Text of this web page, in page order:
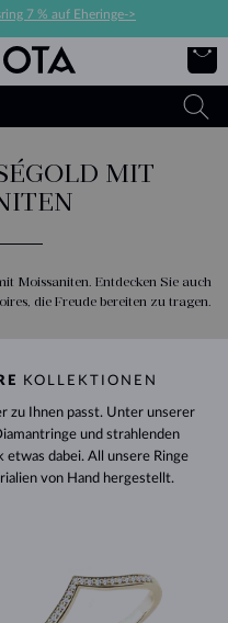
7 % auf Eheringe->
MIT
Moissaniten. Entdecken Sie auch
die Freude bereiten zu tragen.
KOLLEKTIONEN
zu Ihnen passt. Unter unserer
und strahlenden
etwas dabei. All unsere Ringe
von Hand hergestellt.